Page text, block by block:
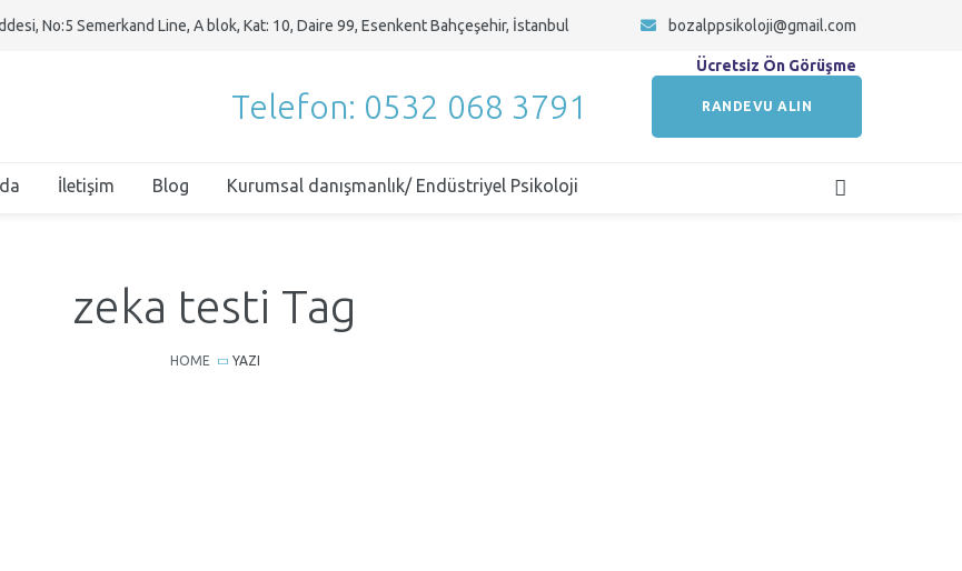
No:5 Semerkand Line, A blok, Kat: 10, Daire 99, Esenkent Bahçeşehir, İstanbul bozalppsikoloji@gmail.com
Ücretsiz Ön Görüşme
Telefon: 0532 068 3791 RANDEVU ALIN
İletişim Blog Kurumsal danışmanlık/ Endüstriyel Psikoloji
zeka testi Tag
HOME YAZI